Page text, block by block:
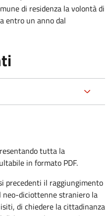
di residenza la volontà di
entro un anno dal
tutta la
in formato PDF.
precedenti il raggiungimento
neo-diciottenne straniero la
di chiedere la cittadinanza